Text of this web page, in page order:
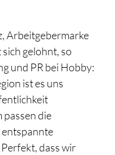
Arbeitgebermarke
gelohnt, so
und PR bei Hobby:
ist es uns
passen die
dass wir